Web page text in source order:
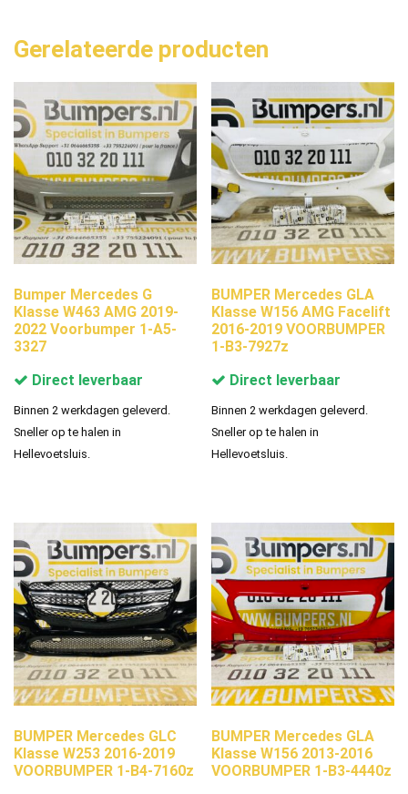
Gerelateerde producten
Bumper Mercedes G
Klasse W463 AMG 2019-
2022 Voorbumper 1-A5-
3327
Direct leverbaar
Binnen 2 werkdagen geleverd.
Sneller op te halen in
Hellevoetsluis.
BUMPER Mercedes GLA
Klasse W156 AMG Facelift
2016-2019 VOORBUMPER
1-B3-7927z
Direct leverbaar
Binnen 2 werkdagen geleverd.
Sneller op te halen in
Hellevoetsluis.
BUMPER Mercedes GLC
Klasse W253 2016-2019
VOORBUMPER 1-B4-7160z
BUMPER Mercedes GLA
Klasse W156 2013-2016
VOORBUMPER 1-B3-4440z